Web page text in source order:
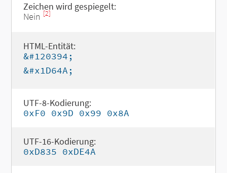
Zeichen wird gespiegelt:
Nein [2]
HTML-Entität:
&#120394;
&#x1D64A;
UTF-8-Kodierung:
0xF0 0x9D 0x99 0x8A
UTF-16-Kodierung:
0xD835 0xDE4A